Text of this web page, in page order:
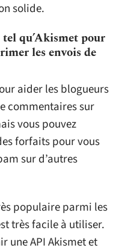
solide.
qu’Akismet pour
les envois de
aider les blogueurs
commentaires sur
vous pouvez
forfaits pour vous
sur d’autres
populaire parmi les
très facile à utiliser.
une API Akismet et